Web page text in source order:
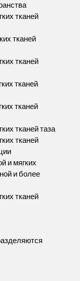
тканей
тканей
тканей
тканей
тканей
тканей таза
тканей
и мягких
и более
тканей